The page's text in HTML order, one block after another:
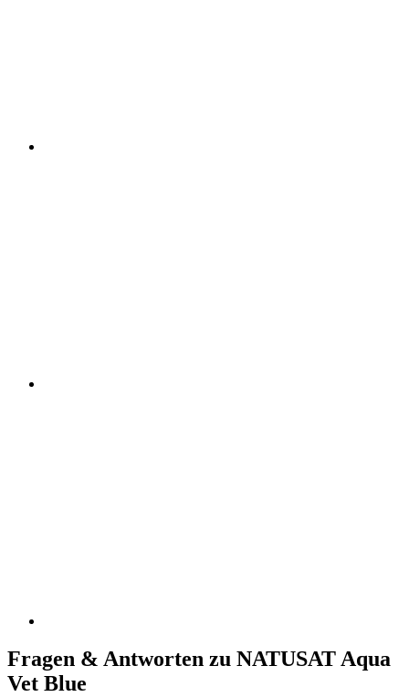
Fragen & Antworten zu NATUSAT Aqua
Vet Blue